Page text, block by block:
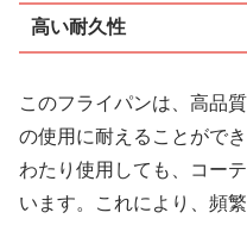
高い耐久性
このフライパンは、高品
の使用に耐えることがで
わたり使用しても、コー
います。これにより、頻